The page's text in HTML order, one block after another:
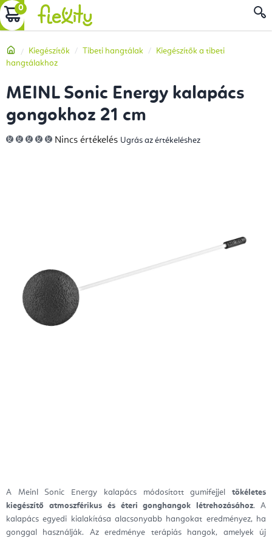
Ugrás
a
tartalomhoz
KOSÁR
Kezdőlap
Kiegészítők Tibeti hangtálak
Kiegészítők a tibeti
hangtálakhoz
A Meinl Sonic Energy kalapács módosított gumifejjel tökéletes
kiegészítő atmoszférikus és éteri gonghangok létrehozásához.
A
kalapács egyedi kialakítása alacsonyabb hangokat eredményez, ha
gonggal használják. Az eredménye terápiás hangok, amelyek új
MEINL Sonic Energy kalapács
gongokhoz 21 cm
A
termék
Nincs értékelés Ugrás az értékeléshez